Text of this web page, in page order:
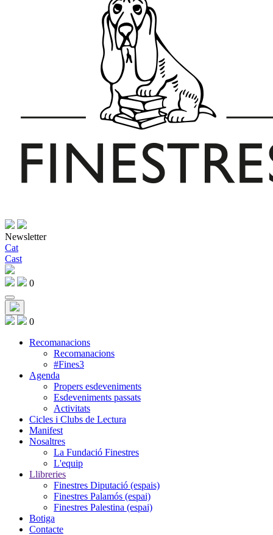
Newsletter
Cat
Cast
0
0
Recomanacions
Recomanacions
#Fines3
Agenda
Propers esdeveniments
Esdeveniments passats
Activitats
Cicles i Clubs de Lectura
Manifest
Nosaltres
La Fundació Finestres
L'equip
Llibreries
Finestres Diputació (espais)
Finestres Palamós (espai)
Finestres Palestina (espai)
Botiga
Contacte